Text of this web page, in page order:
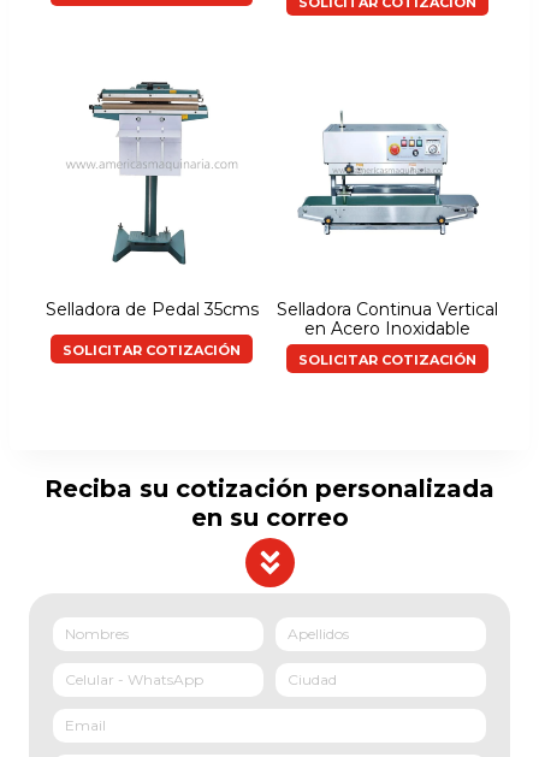
Selladora de Pedal 35cms
SOLICITAR COTIZACIÓN
Selladora Continua Vertical
en Acero Inoxidable
SOLICITAR COTIZACIÓN
Reciba su cotización personalizada
en su correo